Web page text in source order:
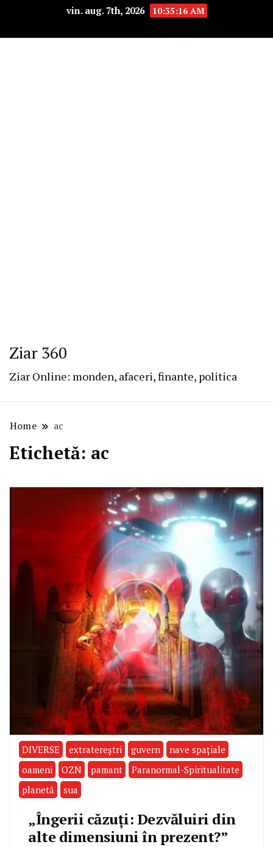
vin. aug. 7th, 2026 10:35:16 AM
Ziar 360
Ziar Online: monden, afaceri, finante, politica
Home ac
Etichetă: ac
DIVERSE extratereştri guvern
nave spaţiale
oameni
OZN pamant
Paranormal-Spiritualitate
planetă
sua
„Îngerii căzuți: Dezvăluiri din
alte dimensiuni în prezent?”